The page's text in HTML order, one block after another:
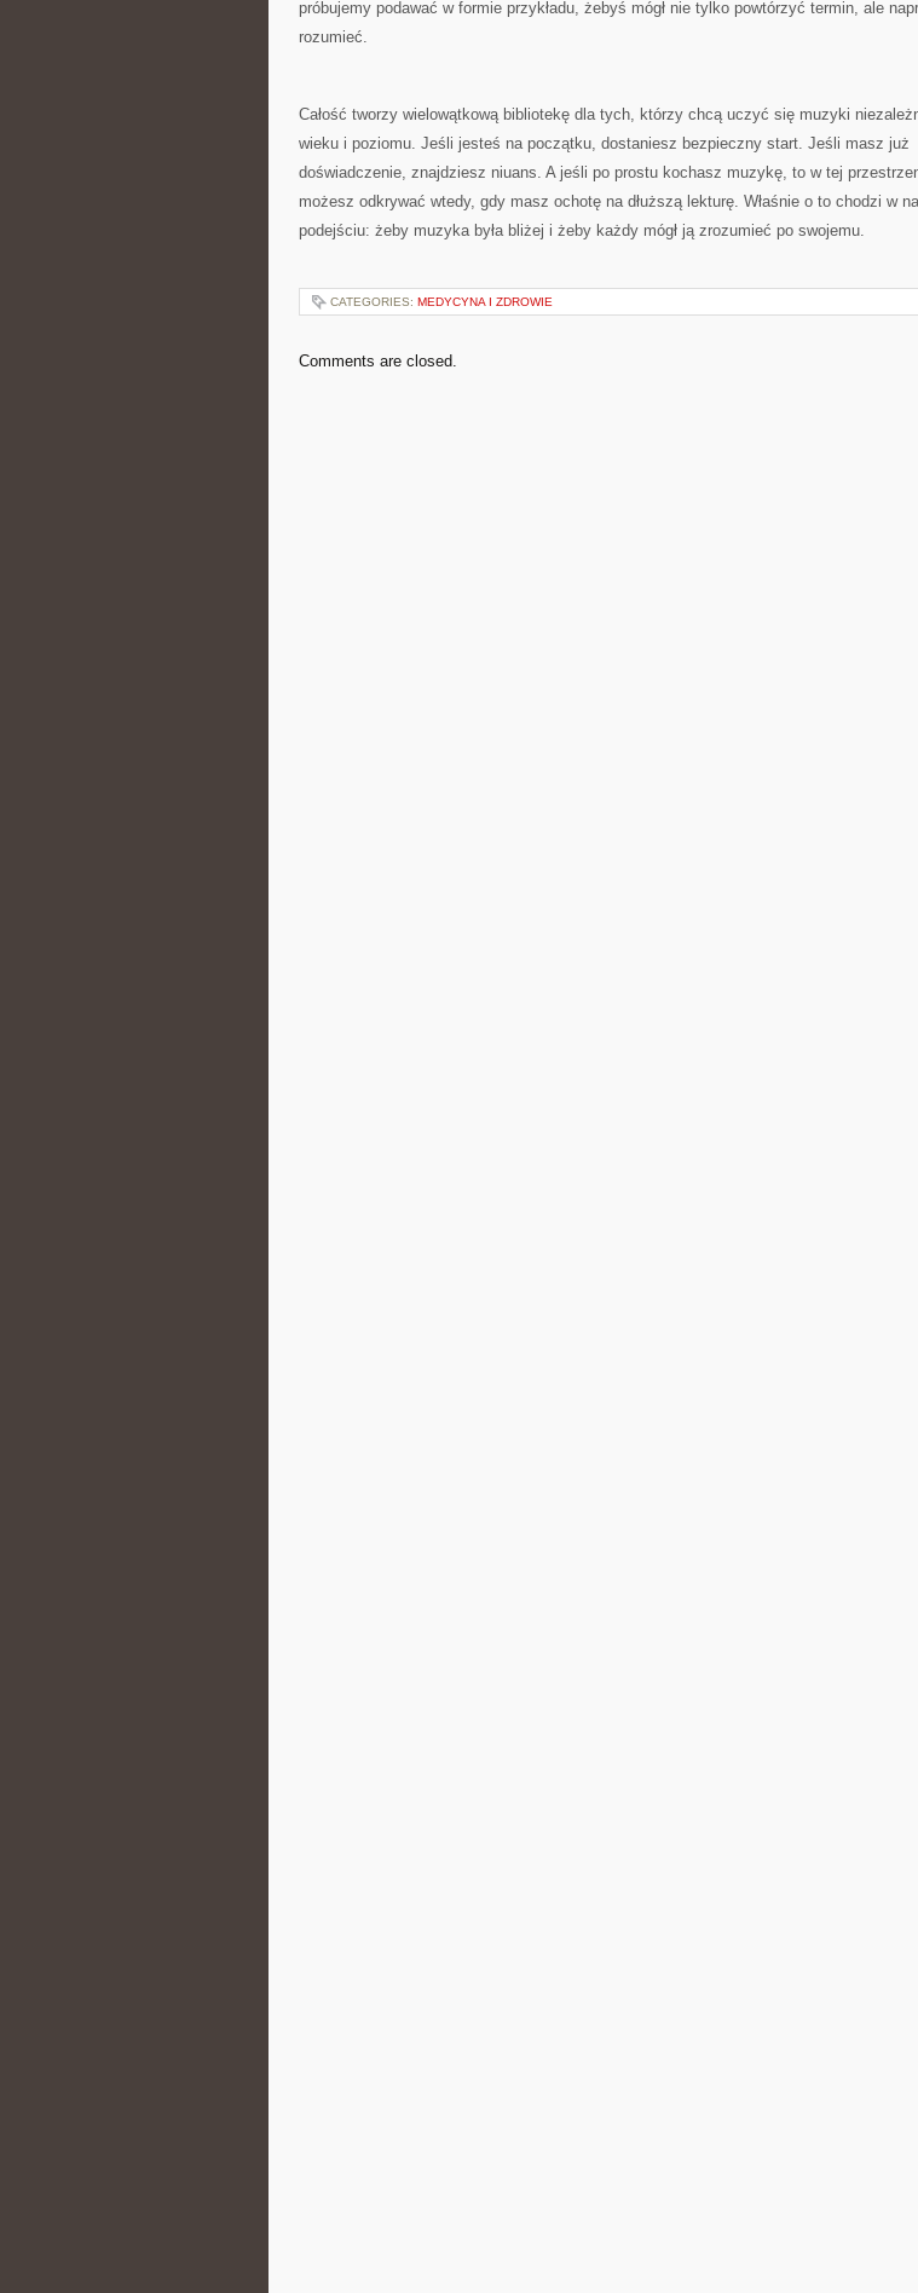
próbujemy podawać w formie przykładu, żebyś mógł nie tylko powtórzyć termin, ale
rozumieć.
Całość tworzy wielowątkową bibliotekę dla tych, którzy chcą uczyć się muzyki
wieku i poziomu. Jeśli jesteś na początku, dostaniesz bezpieczny start. Jeśli masz już
doświadczenie, znajdziesz niuans. A jeśli po prostu kochasz muzykę, to w tej
możesz odkrywać wtedy, gdy masz ochotę na dłuższą lekturę. Właśnie o to chodzi w
podejściu: żeby muzyka była bliżej i żeby każdy mógł ją zrozumieć po swojemu.
CATEGORIES: MEDYCYNA I ZDROWIE
Comments are closed.